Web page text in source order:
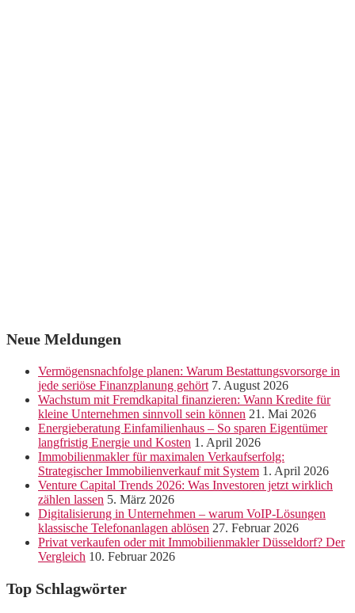
Neue Meldungen
Vermögensnachfolge planen: Warum Bestattungsvorsorge in
jede seriöse Finanzplanung gehört 7. August 2026
Wachstum mit Fremdkapital finanzieren: Wann Kredite für
kleine Unternehmen sinnvoll sein können 21. Mai 2026
Energieberatung Einfamilienhaus – So sparen Eigentümer
langfristig Energie und Kosten 1. April 2026
Immobilienmakler für maximalen Verkaufserfolg:
Strategischer Immobilienverkauf mit System 1. April 2026
Venture Capital Trends 2026: Was Investoren jetzt wirklich
zählen lassen 5. März 2026
Digitalisierung in Unternehmen – warum VoIP-Lösungen
klassische Telefonanlagen ablösen 27. Februar 2026
Privat verkaufen oder mit Immobilienmakler Düsseldorf? Der
Vergleich 10. Februar 2026
Top Schlagwörter